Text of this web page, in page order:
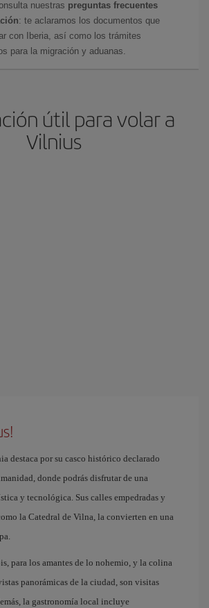
nuestras preguntas frecuentes
: te aclaramos los documentos que
con Iberia, así como los trámites
para la migración y aduanas.
útil para volar a
Vilnius
destaca por su casco histórico declarado
donde podrás disfrutar de una
y tecnológica. Sus calles empedradas y
la Catedral de Vilna, la convierten en una
para los amantes de lo nohemio, y la colina
panorámicas de la ciudad, son visitas
la gastronomía local incluye